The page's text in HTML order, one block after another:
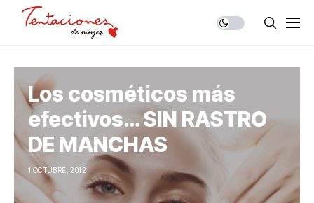
Los cosméticos más
efectivos… SIN RASTRO
DE MANCHAS
1 OCTUBRE, 2012